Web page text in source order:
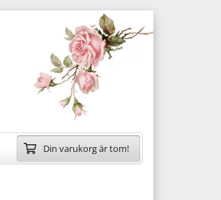
Din varukorg är tom!